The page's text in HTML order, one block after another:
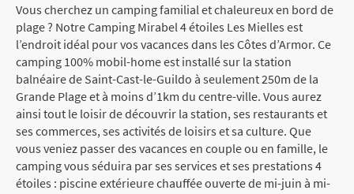
Vous cherchez un camping familial et chaleureux en bord de
plage ? Notre Camping Mirabel 4 étoiles Les Mielles est
l’endroit idéal pour vos vacances dans les Côtes d’Armor. Ce
camping 100% mobil-home est installé sur la station
balnéaire de Saint-Cast-le-Guildo à seulement 250m de la
Grande Plage et à moins d’1km du centre-ville. Vous aurez
ainsi tout le loisir de découvrir la station, ses restaurants et
ses commerces, ses activités de loisirs et sa culture. Que
vous veniez passer des vacances en couple ou en famille, le
camping vous séduira par ses services et ses prestations 4
étoiles : piscine extérieure chauffée ouverte de mi-juin à mi-